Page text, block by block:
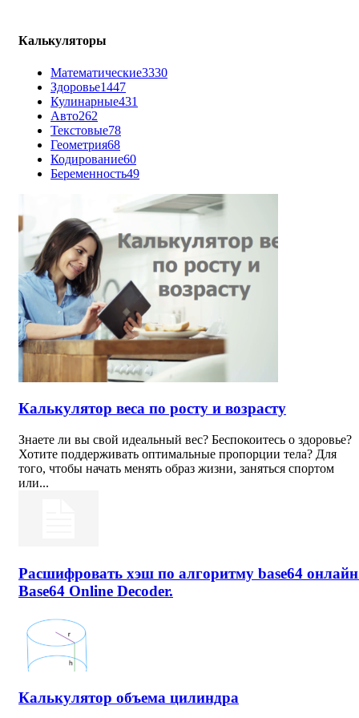
Калькуляторы
Математические3330
Здоровье1447
Кулинарные431
Авто262
Текстовые78
Геометрия68
Кодирование60
Беременность49
Калькулятор веса по росту и возрасту
Знаете ли вы свой идеальный вес? Беспокоитесь о здоровье?
Хотите поддерживать оптимальные пропорции тела? Для
того, чтобы начать менять образ жизни, заняться спортом
или...
Расшифровать хэш по алгоритму base64
Base64 Online Decoder.
Калькулятор объема цилиндра